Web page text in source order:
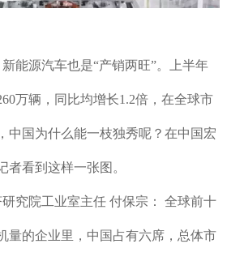
能源汽车也是“产销两旺”。上半年
万辆，同比均增长1.2倍，在全球市
中国为什么能一枝独秀呢？在中国宏
者看到这样一张图。
究院工业室主任 付保宗： 全球前十
量的企业里，中国占有六席，总体市